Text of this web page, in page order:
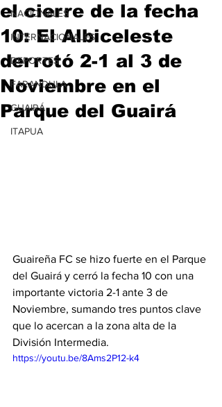
NACIONALES
INTERNACIONALES
DEPORTES
FARANDULA
GUAIRÁ
ITAPUA
el cierre de la fecha
10: El Albiceleste
derrotó 2-1 al 3 de
Noviembre en el
Parque del Guairá
Guaireña FC se hizo fuerte en el Parque
del Guairá y cerró la fecha 10 con una
importante victoria 2-1 ante 3 de
Noviembre, sumando tres puntos clave
que lo acercan a la zona alta de la
División Intermedia.
https://youtu.be/8Ams2P12-k4